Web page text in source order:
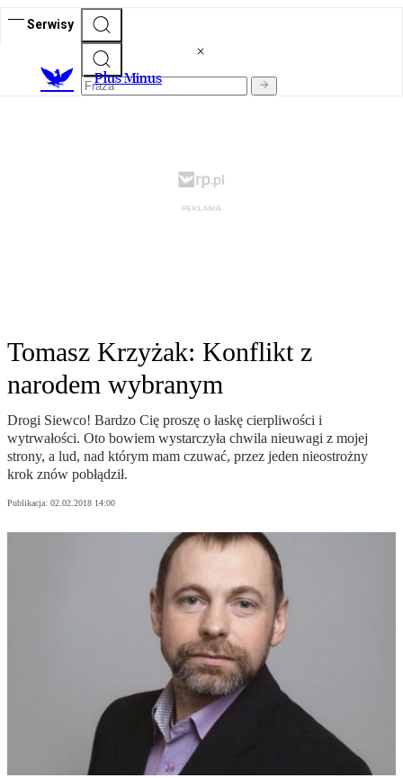
Serwisy
Plus Minus
Tomasz Krzyżak: Konflikt z
narodem wybranym
Drogi Siewco! Bardzo Cię proszę o łaskę cierpliwości i
wytrwałości. Oto bowiem wystarczyła chwila nieuwagi z mojej
strony, a lud, nad którym mam czuwać, przez jeden nieostrożny
krok znów pobłądził.
Publikacja: 02.02.2018 14:00